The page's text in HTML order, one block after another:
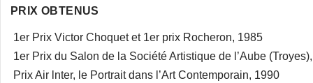
PRIX OBTENUS
1er Prix Victor Choquet et 1er prix Rocheron, 1985
1er Prix du Salon de la Société Artistique de l’Aube
Prix Air lnter, le Portrait dans l’Art Contemporain, 1990